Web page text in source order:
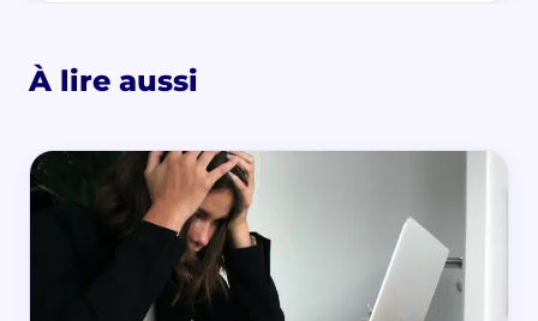
À lire aussi